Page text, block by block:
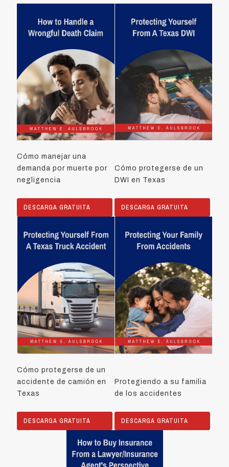
Cómo manejar una
demanda por muerte por
negligencia
DESCARGA GRATUITA
Cómo protegerse de un
DWI en Texas
DESCARGA GRATUITA
Cómo protegerse de un
accidente de camión en
Texas
DESCARGA GRATUITA
Protegiendo a su familia
de los accidentes
DESCARGA GRATUITA